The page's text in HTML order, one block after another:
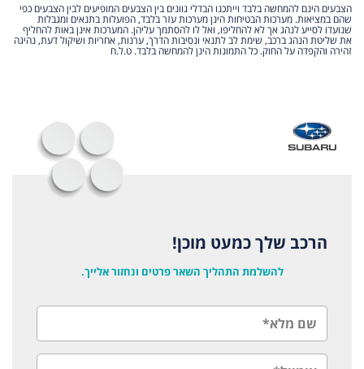
הצבעים הינם להמחשה בלבד וייתכנו הבדלי גוונים בין הצבעים המופיעים לבין הצבעים כפי
שהם במציאות. מערכות הבטיחות הינן מערכות עזר בלבד, הפועלות בתנאים ומגבלות
שנועדו לסייע לנהג אך לא להחליפו, ואל לו להסתמך עליהן. המערכות אינן באות להחליף
את שליטת הנהג ברכב, שימת לב לתנאי ונסיבות הדרך, ערנות, אחריות ושיקול דעת, נהיגה
זהירה והקפדה על החוק. כל התמונות הינן להמחשה בלבד. ט.ל.ח
הרכב שלך כמעט מוכן!
להשלמת התהליך השאר פרטים ונחזור אלייך.